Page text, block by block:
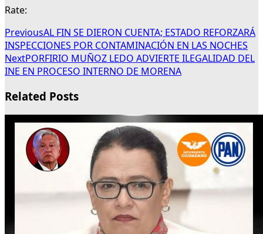
Rate:
PreviousAL FIN SE DIERON CUENTA; ESTADO REFORZARÁ
INSPECCIONES POR CONTAMINACIÓN EN LAS NOCHES
NextPORFIRIO MUÑOZ LEDO ADVIERTE ILEGALIDAD DEL
INE EN PROCESO INTERNO DE MORENA
Related Posts